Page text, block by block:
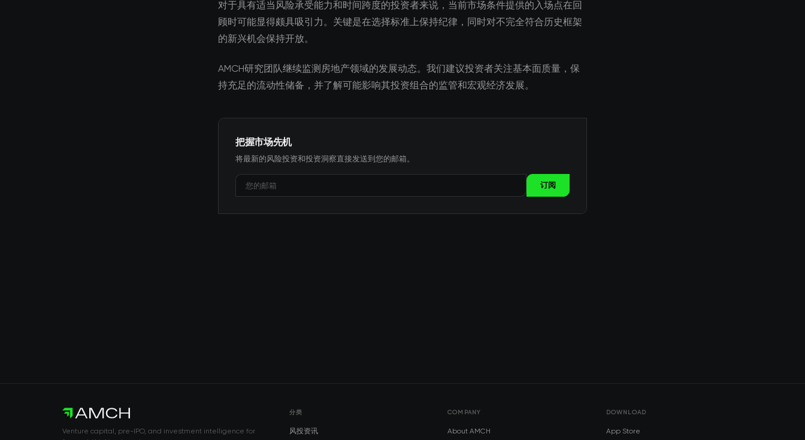
对于具有适当风险承受能力和时间跨度的投资者来说，当前市场条件提供的入场点在回
顾时可能显得颇具吸引力。关键是在选择标准上保持纪律，同时对不完全符合历史框架
的新兴机会保持开放。
AMCH研究团队继续监测房地产领域的发展动态。我们建议投资者关注基本面质量，保
持充足的流动性储备，并了解可能影响其投资组合的监管和宏观经济发展。
把握市场先机
将最新的风险投资和投资洞察直接发送到您的邮箱。
订阅
Venture capital, pre-IPO, and investment intelligence for
分类
风投资讯
COMPANY
About AMCH
DOWNLOAD
App Store